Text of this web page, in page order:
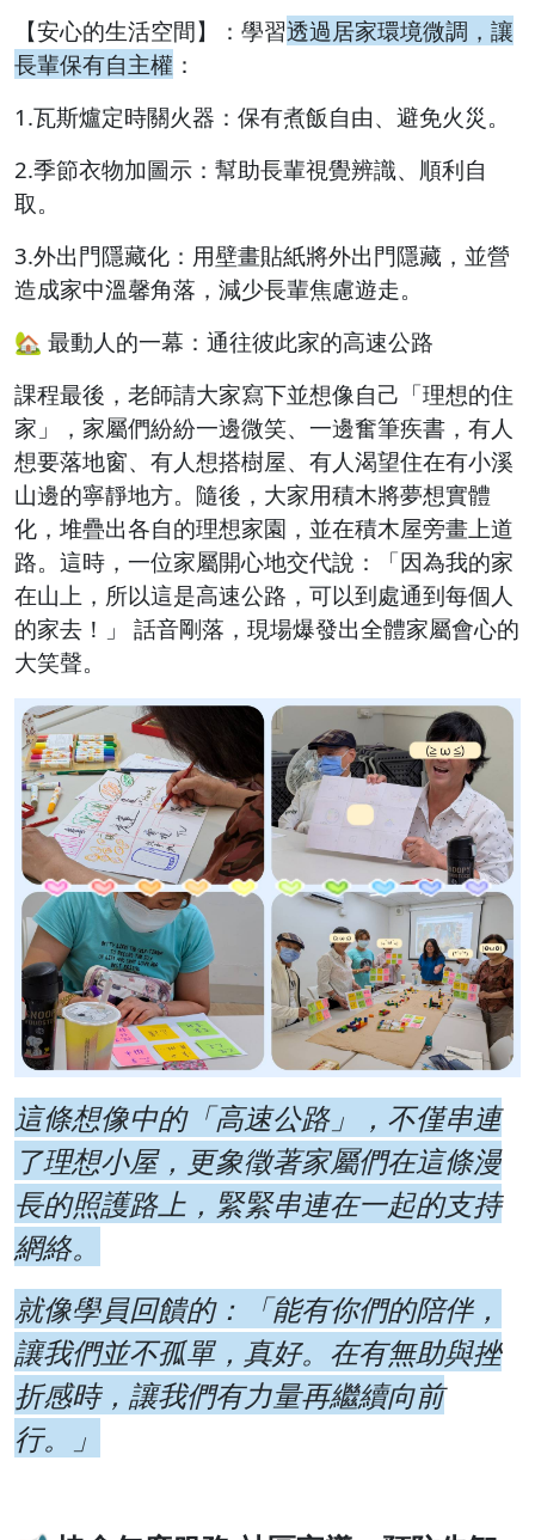
【安心的生活空間】：學習透過居家環境微調，讓
長輩保有自主權 ：
1.瓦斯爐定時關火器：保有煮飯自由、避免火災。
2.季節衣物加圖示：幫助長輩視覺辨識、順利自
取。
3.外出門隱藏化：用壁畫貼紙將外出門隱藏，並營
造成家中溫馨角落，減少長輩焦慮遊走。
🏡 最動人的一幕：通往彼此家的高速公路
課程最後，老師請大家寫下並想像自己「理想的住
家」，家屬們紛紛一邊微笑、一邊奮筆疾書，有人
想要落地窗、有人想搭樹屋、有人渴望住在有小溪
山邊的寧靜地方。 隨後，大家用積木將夢想實體
化，堆疊出各自的理想家園，並在積木屋旁畫上道
路。這時，一位家屬開心地交代說：「因為我的家
在山上，所以這是高速公路，可以到處通到每個人
的家去！」 話音剛落，現場爆發出全體家屬會心的
大笑聲。
這條想像中的「高速公路」，不僅串連
了理想小屋，更象徵著家屬們在這條漫
長的照護路上，緊緊串連在一起的支持
網絡。
就像學員回饋的：「能有你們的陪伴，
讓我們並不孤單，真好。在有無助與挫
折感時，讓我們有力量再繼續向前
行。」